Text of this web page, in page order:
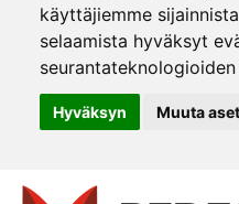
käyttäjiemme
selaamista hyväksyt
Hyväksyn Muuta